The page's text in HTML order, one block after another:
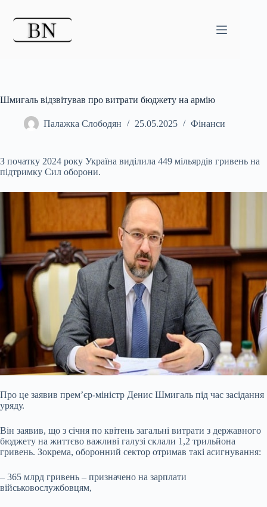
Шмигаль відзвітував про витрати бюджету на армію
Палажка Слободян 25.05.2025 Фінанси
З початку 2024 року Україна виділила 449 мільярдів гривень на
підтримку Сил оборони.
Про це заявив прем’єр-міністр Денис Шмигаль під час засідання
уряду.
Він заявив, що з січня по квітень загальні витрати з державного
бюджету на життєво важливі галузі склали 1,2 трильйона
гривень. Зокрема, оборонний сектор отримав такі асигнування:
– 365 млрд гривень – призначено на зарплати
військовослужбовцям,